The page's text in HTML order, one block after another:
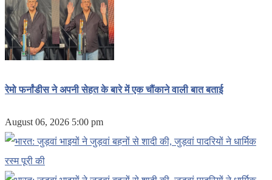
रेमो फर्नांडीस ने अपनी सेहत के बारे में एक चौंकाने वाली बात बताई
August 06, 2026 5:00 pm